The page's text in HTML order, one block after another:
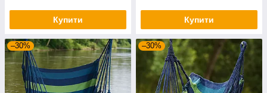
Купити Купити
–30% –30%